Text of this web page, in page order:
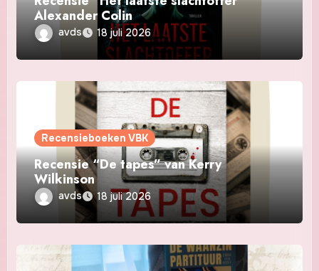
Alexander Colin
avds 18 juli 2026
Recensieboeken VBK
Recensie “De tapes” van Kerry
Wilkinson
avds 18 juli 2026